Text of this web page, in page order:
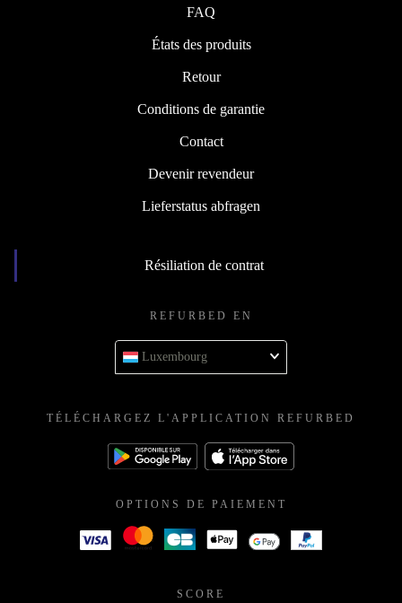
FAQ
États des produits
Retour
Conditions de garantie
Contact
Devenir revendeur
Lieferstatus abfragen
Résiliation de contrat
REFURBED EN
Luxembourg
TÉLÉCHARGEZ L'APPLICATION REFURBED
OPTIONS DE PAIEMENT
SCORE